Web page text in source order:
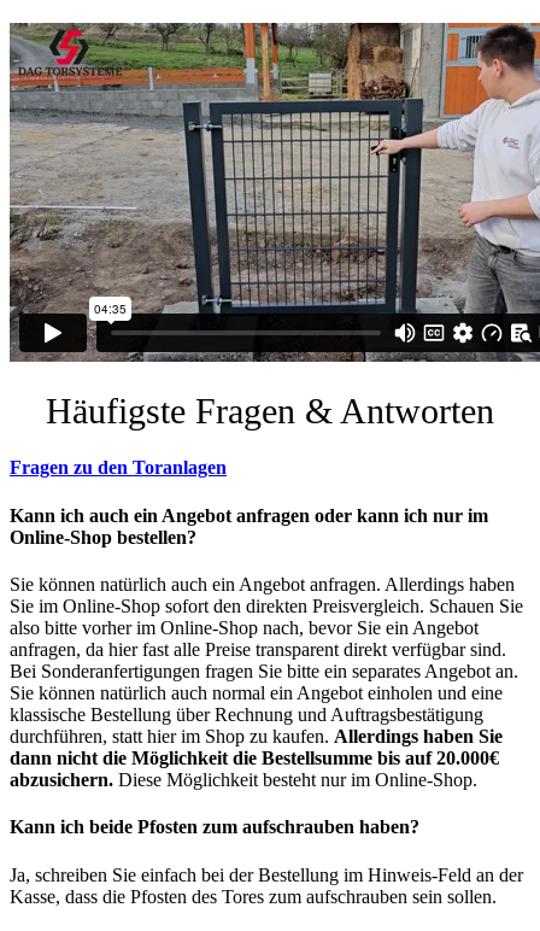
Häufigste Fragen & Antworten
Fragen zu den Toranlagen
Kann ich auch ein Angebot anfragen oder kann ich nur im
Online-Shop bestellen?
Sie können natürlich auch ein Angebot anfragen. Allerdings haben
Sie im Online-Shop sofort den direkten Preisvergleich. Schauen Sie
also bitte vorher im Online-Shop nach, bevor Sie ein Angebot
anfragen, da hier fast alle Preise transparent direkt verfügbar sind.
Bei Sonderanfertigungen fragen Sie bitte ein separates Angebot an.
Sie können natürlich auch normal ein Angebot einholen und eine
klassische Bestellung über Rechnung und Auftragsbestätigung
durchführen, statt hier im Shop zu kaufen. Allerdings haben Sie
dann nicht die Möglichkeit die Bestellsumme bis auf 20.000€
abzusichern. Diese Möglichkeit besteht nur im Online-Shop.
Kann ich beide Pfosten zum aufschrauben haben?
Ja, schreiben Sie einfach bei der Bestellung im Hinweis-Feld an der
Kasse, dass die Pfosten des Tores zum aufschrauben sein sollen.